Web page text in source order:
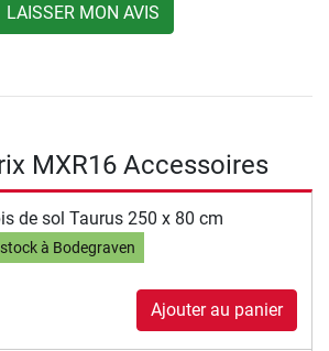
LAISSER MON AVIS
MXR16 Accessoires
de sol Taurus 250 x 80 cm
à Bodegraven
Ajouter au panier